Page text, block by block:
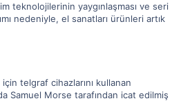
teknolojilerinin yaygınlaşması ve seri
nedeniyle, el sanatları ürünleri artık
telgraf cihazlarını kullanan
Samuel Morse tarafından icat edilmiş